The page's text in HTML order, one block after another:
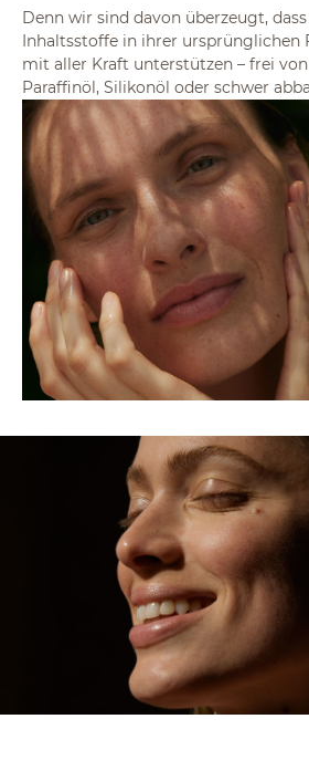
Denn wir sind davon überzeugt,
Inhaltsstoffe in ihrer ursprünglichen
mit aller Kraft unterstützen – frei
Paraffinöl, Silikonöl oder schwer